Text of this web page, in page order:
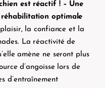
est réactif ! – Une
optimale
la confiance et la
La réactivité de
amène ne seront plus
d’angoisse lors de
d’entraînement